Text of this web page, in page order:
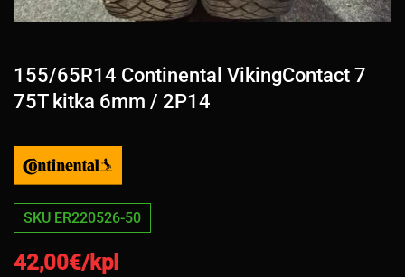
155/65R14 Continental VikingContact 7
75T kitka 6mm / 2P14
SKU ER220526-50
42,00€/kpl